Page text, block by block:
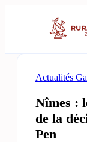
Actualités
Nîmes :
de la
Pen